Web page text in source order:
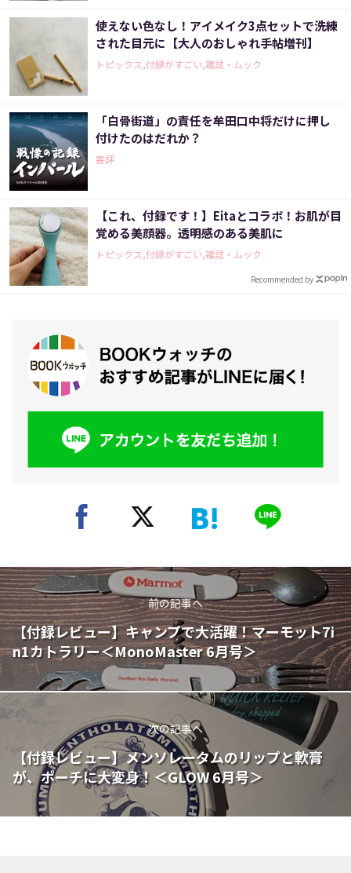
使えない色なし！アイメイク3点セットで洗練
された目元に【大人のおしゃれ手帖増刊】
トピックス,付録がすごい,雑誌・ムック
「白骨街道」の責任を牟田口中将だけに押し
付けたのはだれか？
書評
【これ、付録です！】Eitaとコラボ！お肌が目
覚める美顔器。透明感のある美肌に
トピックス,付録がすごい,雑誌・ムック
Recommended by
前の記事へ
【付録レビュー】キャンプで大活躍！マーモット7i
n1カトラリー＜MonoMaster 6月号＞
次の記事へ
【付録レビュー】メンソレータムのリップと軟膏
が、ポーチに大変身！＜GLOW 6月号＞